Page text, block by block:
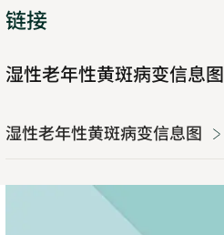
链接
湿性老年性黄斑病变信息图
湿性老年性黄斑病变信息图